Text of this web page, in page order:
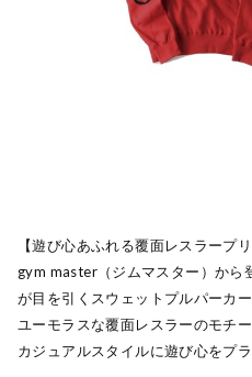
【遊び心あふれる覆面レスラープ
gym master（ジムマスター）から
が目を引くスウェットプルパーカ
ユーモラスな覆面レスラーのモチ
カジュアルスタイルに遊び心をプ